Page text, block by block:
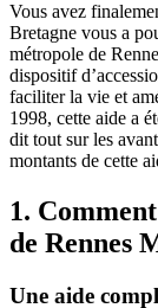
Vous avez
Bretagne vous a
métropole de
dispositif
faciliter la vie et
1998, cette aide a
dit tout sur les
montants de cette
1.
de Rennes
Une aide